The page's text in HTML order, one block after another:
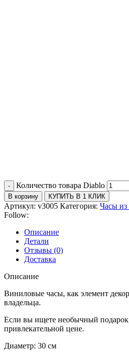
Количество товара Diablo
В корзину КУПИТЬ В 1 КЛИК
Артикул: v3005 Категория: Часы из
Follow:
Описание
Детали
Отзывы (0)
Доставка
Описание
Виниловые часы, как элемент
владельца.
Если вы ищете необычный
привлекательной цене.
Диаметр: 30 см